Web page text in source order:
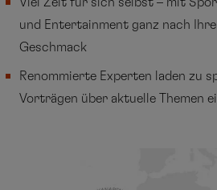
und Entertainment ganz nach
Geschmack
Renommierte Experten laden zu
Vorträgen über aktuelle Themen